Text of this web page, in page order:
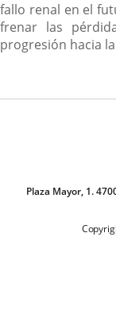
fallo renal en el
frenar las
progresión hacia
Plaza Mayor, 1.